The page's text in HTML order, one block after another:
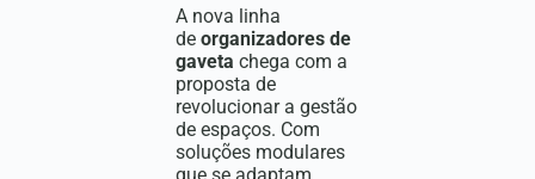
A nova linha
de organizadores de
gaveta chega com a
proposta de
revolucionar a gestão
de espaços. Com
soluções modulares